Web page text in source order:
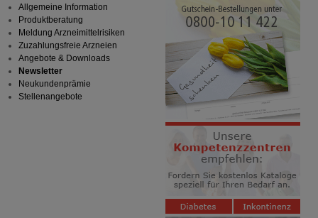
Allgemeine Information
Produktberatung
Meldung Arzneimittelrisiken
Zuzahlungsfreie Arzneien
Angebote & Downloads
Newsletter
Neukundenprämie
Stellenangebote